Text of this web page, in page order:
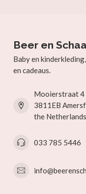
Beer en
Baby en
en cadeaus.
Mooierstraat 4
3811EB
the Netherlands
033 785 5446